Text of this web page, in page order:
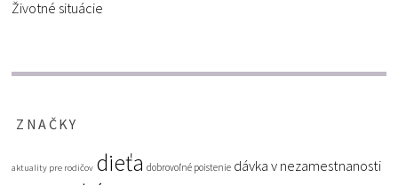
Životné situácie
ZNAČKY
aktuality pre rodičov dieťa dobrovoľné poistenie dávka v nezamestnanosti